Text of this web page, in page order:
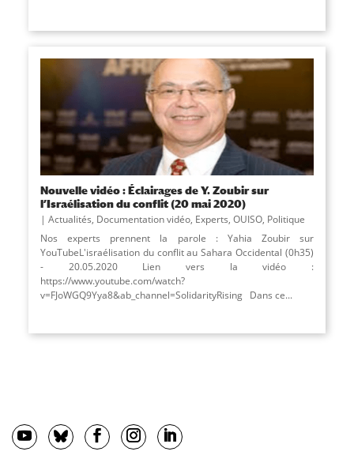
Nouvelle vidéo : Éclairages de Y. Zoubir sur
l’Israélisation du conflit (20 mai 2020)
Actualités, Documentation vidéo, Experts, OUISO, Politique
Nos experts prennent la parole : Yahia Zoubir sur
YouTubeL'israélisation du conflit au Sahara Occidental (0h35)
- 20.05.2020 Lien vers la vidéo :
https://www.youtube.com/watch?
v=FJoWGQ9Yya8&ab_channel=SolidarityRising Dans ce...